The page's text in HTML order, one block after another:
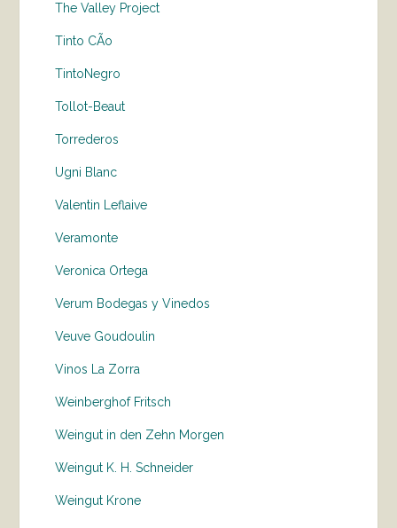
The Valley Project
Tinto CÃo
TintoNegro
Tollot-Beaut
Torrederos
Ugni Blanc
Valentin Leflaive
Veramonte
Veronica Ortega
Verum Bodegas y Vinedos
Veuve Goudoulin
Vinos La Zorra
Weinberghof Fritsch
Weingut in den Zehn Morgen
Weingut K. H. Schneider
Weingut Krone